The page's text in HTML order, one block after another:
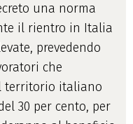
una norma
il rientro in Italia
prevedendo
che
territorio italiano
30 per cento, per